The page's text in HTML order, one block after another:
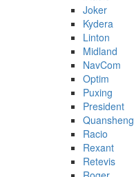
Joker
Kydera
Linton
Midland
NavCom
Optim
Puxing
President
Quansheng
Racio
Rexant
Retevis